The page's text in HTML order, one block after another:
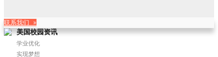
联系我们 »
美国校园资讯
学业优化
实现梦想